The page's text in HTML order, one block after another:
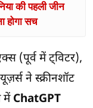
की पहली जीन
होगा सच
(पूर्व में ट्विटर),
ने स्क्रीनशॉट
में ChatGPT